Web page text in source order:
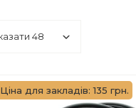
Ціна для закладів: 135 грн.